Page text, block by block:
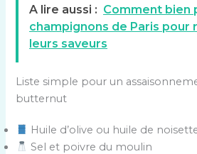
A lire aussi : Comment bien
champignons de Paris pour
leurs saveurs
Liste simple pour un
butternut
Huile d’olive ou huile de
Sel et poivre du moulin